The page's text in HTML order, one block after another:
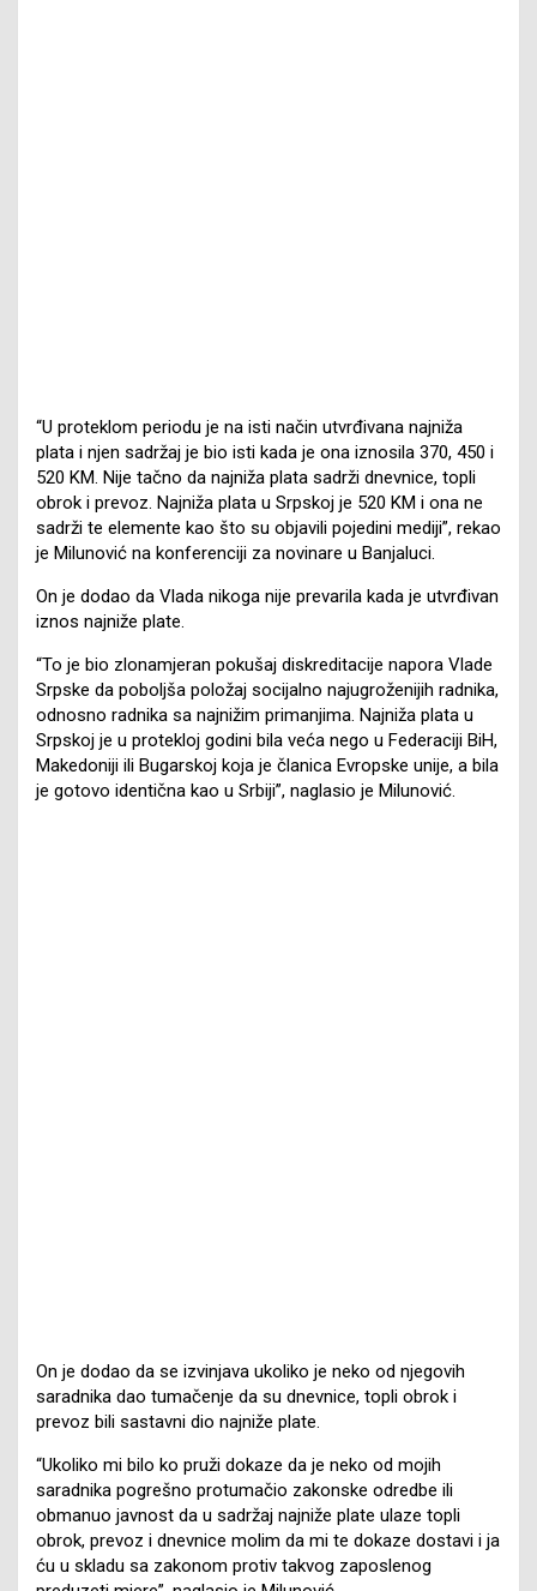
“U proteklom periodu je na isti način utvrđivana najniža
plata i njen sadržaj je bio isti kada je ona iznosila 370, 450 i
520 KM. Nije tačno da najniža plata sadrži dnevnice, topli
obrok i prevoz. Najniža plata u Srpskoj je 520 KM i ona ne
sadrži te elemente kao što su objavili pojedini mediji”, rekao
je Milunović na konferenciji za novinare u Banjaluci.
On je dodao da Vlada nikoga nije prevarila kada je utvrđivan
iznos najniže plate.
“To je bio zlonamjeran pokušaj diskreditacije napora Vlade
Srpske da poboljša položaj socijalno najugroženijih radnika,
odnosno radnika sa najnižim primanjima. Najniža plata u
Srpskoj je u protekloj godini bila veća nego u Federaciji BiH,
Makedoniji ili Bugarskoj koja je članica Evropske unije, a bila
je gotovo identična kao u Srbiji”, naglasio je Milunović.
On je dodao da se izvinjava ukoliko je neko od njegovih
saradnika dao tumačenje da su dnevnice, topli obrok i
prevoz bili sastavni dio najniže plate.
“Ukoliko mi bilo ko pruži dokaze da je neko od mojih
saradnika pogrešno protumačio zakonske odredbe ili
obmanuo javnost da u sadržaj najniže plate ulaze topli
obrok, prevoz i dnevnice molim da mi te dokaze dostavi i ja
ću u skladu sa zakonom protiv takvog zaposlenog